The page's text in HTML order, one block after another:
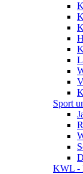
Sport
KWL -